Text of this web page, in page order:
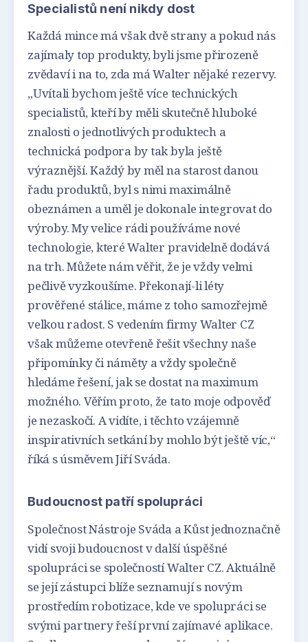
Specialistů není nikdy dost
Každá mince má však dvě strany a pokud nás
zajímaly top produkty, byli jsme přirozeně
zvědaví i na to, zda má Walter nějaké rezervy.
„Uvítali bychom ještě více technických
specialistů, kteří by měli skutečně hluboké
znalosti o jednotlivých produktech a
technická podpora by tak byla ještě
výraznější. Každý by měl na starost danou
řadu produktů, byl s nimi maximálně
obeznámen a uměl je dokonale integrovat do
výroby. My velice rádi používáme nové
technologie, které Walter pravidelně dodává
na trh. Můžete nám věřit, že je vždy velmi
pečlivě vyzkoušíme. Překonají-li léty
prověřené stálice, máme z toho samozřejmě
velkou radost. S vedením firmy Walter CZ
však můžeme otevřeně řešit všechny naše
připomínky či náměty a vždy společně
hledáme řešení, jak se dostat na maximum
možného. Věřím proto, že tato moje odpověď
je nezaskočí. A vidíte, i těchto vzájemně
inspirativních setkání by mohlo být ještě víc,“
říká s úsměvem Jiří Sváda.
Budoucnost patří spolupráci
Společnost Nástroje Sváda a Kůst jednoznačně
vidí svoji budoucnost v další úspěšné
spolupráci se společností Walter CZ. Aktuálně
se její zástupci blíže seznamují s novým
prostředím robotizace, kde ve spolupráci se
svými partnery řeší první zajímavé aplikace.